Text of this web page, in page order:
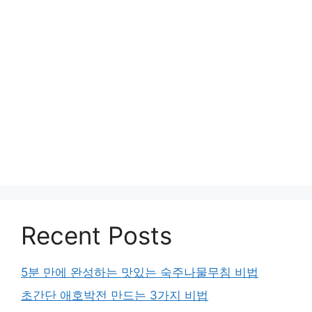
Recent Posts
5분 만에 완성하는 맛있는 숙주나물무침 비법
초간단 애호박전 만드는 3가지 비법